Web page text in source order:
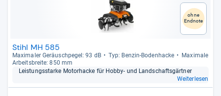
ohne
Endnote
Stihl MH 585
Maxi­ma­ler Geräusch­pe­gel: 93 dB Typ: Ben­zin-​Boden­ha­cke
Maxi­male
Arbeits­breite: 850 mm
Leis­tungs­starke Motor­ha­cke für Hobby-​ und Land­schafts­gärt­ner
Weiterlesen